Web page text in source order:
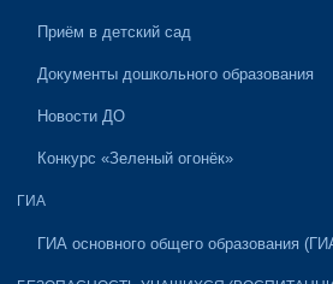
Приём в детский сад
Документы дошкольного образования
Новости ДО
Конкурс «Зеленый огонёк»
ГИА
ГИА основного общего образования